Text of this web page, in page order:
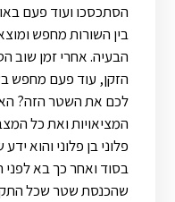
הסתכסכו ועוד פעם
בין השורות מחפש
הבעיה. אחרי זמן שוב
הזקן, עוד פעם מחפש
לכם את השטר הזה?
המציאויות ואת כל
פלוני בן פלוני והוא
בסוד ואחר כך בא לפני
שהכנסת שטר שכל